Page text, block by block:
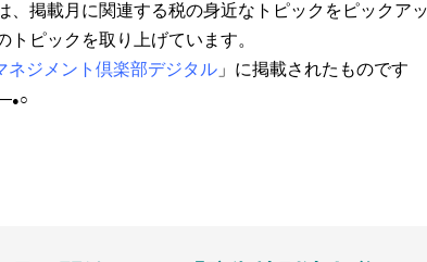
、掲載月に関連する税の身近なトピックをピックア
トピックを取り上げています。
ネジメント倶楽部デジタル 」に掲載されたものです
●○